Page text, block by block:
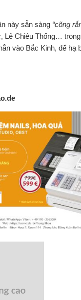
này sẵn sàng “cõng
Lê Chiêu Thống…
vào Bắc Kinh, để hạ